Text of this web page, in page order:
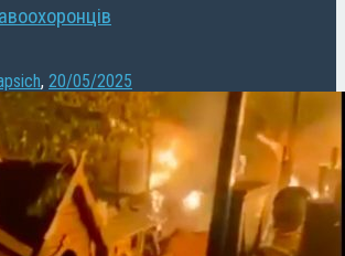
, 20/05/2025